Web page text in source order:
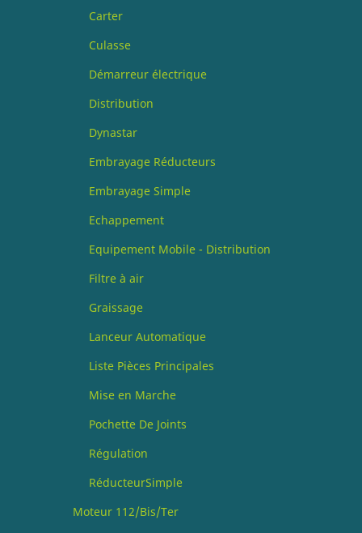
Carter
Culasse
Démarreur électrique
Distribution
Dynastar
Embrayage Réducteurs
Embrayage Simple
Echappement
Equipement Mobile - Distribution
Filtre à air
Graissage
Lanceur Automatique
Liste Pièces Principales
Mise en Marche
Pochette De Joints
Régulation
RéducteurSimple
Moteur 112/Bis/Ter